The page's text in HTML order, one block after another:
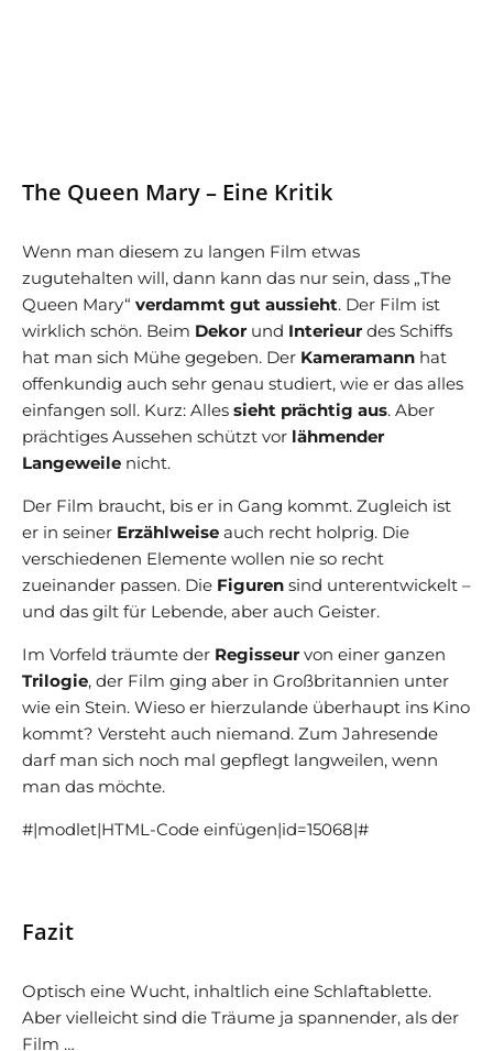
The Queen Mary – Eine Kritik
Wenn man diesem zu langen Film etwas
zugutehalten will, dann kann das nur sein, dass „The
Queen Mary“ verdammt gut aussieht. Der Film ist
wirklich schön. Beim Dekor und Interieur des Schiffs
hat man sich Mühe gegeben. Der Kameramann hat
offenkundig auch sehr genau studiert, wie er das alles
einfangen soll. Kurz: Alles sieht prächtig aus. Aber
prächtiges Aussehen schützt vor lähmender
Langeweile nicht.
Der Film braucht, bis er in Gang kommt. Zugleich ist
er in seiner Erzählweise auch recht holprig. Die
verschiedenen Elemente wollen nie so recht
zueinander passen. Die Figuren sind unterentwickelt –
und das gilt für Lebende, aber auch Geister.
Im Vorfeld träumte der Regisseur von einer ganzen
Trilogie, der Film ging aber in Großbritannien unter
wie ein Stein. Wieso er hierzulande überhaupt ins Kino
kommt? Versteht auch niemand. Zum Jahresende
darf man sich noch mal gepflegt langweilen, wenn
man das möchte.
#|modlet|HTML-Code einfügen|id=15068|#
Fazit
Optisch eine Wucht, inhaltlich eine Schlaftablette.
Aber vielleicht sind die Träume ja spannender, als der
Film …